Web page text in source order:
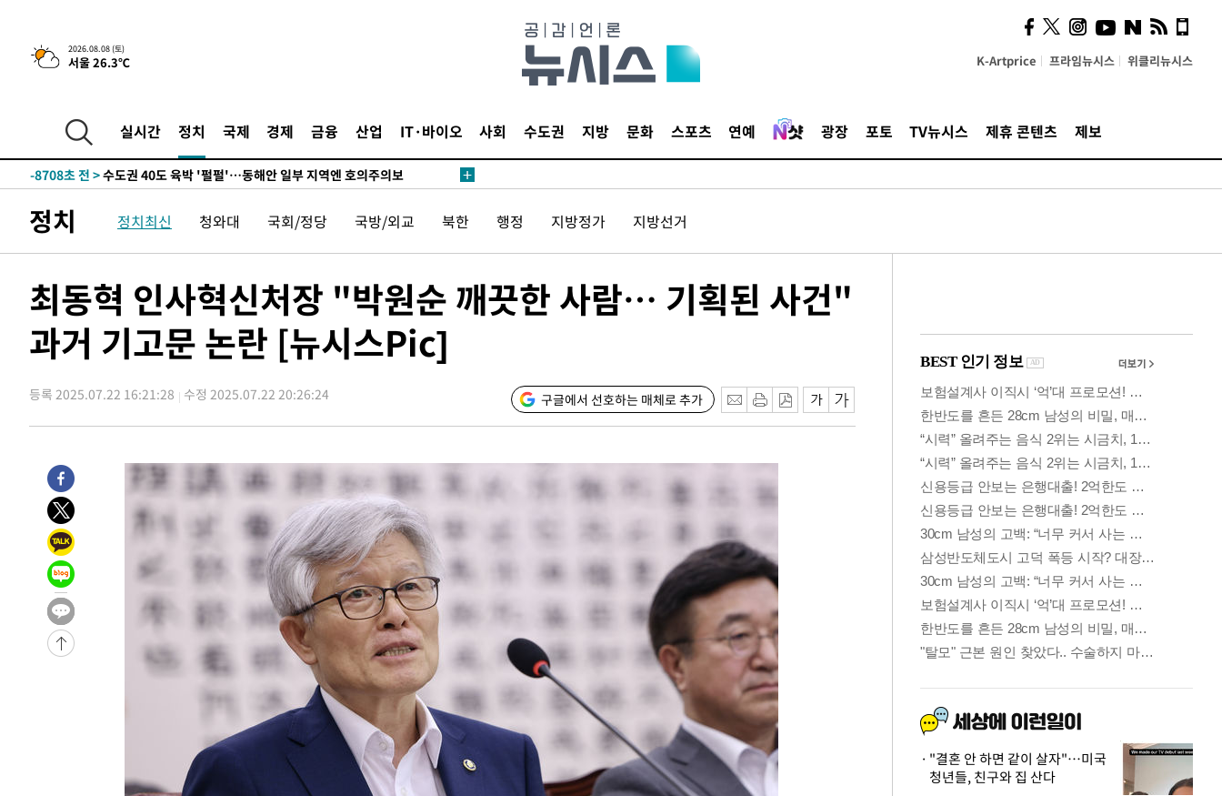
2026.08.08 (토)
서울 26.3℃ K-Artprice 프라임뉴시스 위클리뉴시스
실시간 정치 국제 경제 금융 산업 IT·바이오 사회 수도권 지방 문화 스포츠 연예 광장 포토 TV뉴시스 제휴 콘텐츠 제보
청래 44.56%
-16413초 전 >[속보]與 대표 경선 제주·인천 당원투표…金 47.75%·鄭
42.08%·宋 10.17%
-15947초 전 >이강인 "아틀레티코 이적 기뻐…등번호 7번 의미보단 팀 위해 뛸
-9656초 전 >
낮 최고 35도 '무더위'…동해안 시간당 30㎜ '강한 비'[내일날씨]
-8926초 전 >
레티코 이적"
-8708초 전 >수도권 40도 육박 '펄펄'…동해안 일부 지역엔 호의주의보
-1622초 전 >
강릉에 시간당 81.4㎜ 물폭탄…도로 잠기고 담벼락 붕괴
37분 전 >백운산서 80년근 천종산삼 9뿌리 발견…감정가 1.3억원
1시간 전 >남자 농구, 나고야 아시안게임서 '홈팀' 일본과 한일전
2시간 전 >여수 오동도 해상서 모터보트 전복…1명 사망·1명 실종
3시간 전 >
극한폭염 한풀 꺾이지만…'낮 최고 35도' 무더위, 열대야 계속[다음주
4시간 전 >[속보]'압수수색·성접대 논란' 축구협회 "실망과 걱정 안겨드려 죄송"
7시간 전 >'최고 37도' 폭염 지속…강원동해안 최대 150㎜ 비
-26151초 전 >
이란 "호르무즈 재개방 합의 근접…美 배상 선행돼야"
-17198초 전 >
[속보]與최고위원 제주·인천 순회경선…박선원·최민희·서미화·
한민수·김용 순
-17151초 전 >
[속보]김민석, 與 전대 당원투표 누적 득표율 45.42%로 1위… 정
청래 44.56%
-16433초 전 >
[속보]與 대표 경선 제주·인천 당원투표…金 47.75%·鄭
42.08%·宋 10.17%
-15967초 전 >
이강인 "아틀레티코 이적 기뻐…등번호 7번 의미보단 팀 위해 뛸
것"
-15902초 전 >
[속보]與 당대표 경선, 제주·인천 권리당원 투표 김민석 승리
-9676초 전 >
낮 최고 35도 '무더위'…동해안 시간당 30㎜ '강한 비'[내일날씨]
-8946초 전 >
[속보]이강인 "감독님이 원하는 마음 느꼈고, 많은 트로피 원해 아틀
수도권 40도 육박 '펄펄'…동해안 일부 지역엔 호의주의보
온열질환 사망자 3명 늘어…누적 환자 3000명 돌파
강릉에 시간당 81.4㎜ 물폭탄…도로 잠기고 담벼락 붕괴
백운산서 80년근 천종산삼 9뿌리 발견…감정가 1.3억원
선재도서 해루질 나섰다 실종 60대, 닷새 만에 숨진 채 발견
정치 정치최신 청와대 국회/정당 국방/외교 북한 행정 지방정가 지방선거
최동혁 인사혁신처장 "박원순 깨끗한 사람… 기획된 사건"
과거 기고문 논란 [뉴시스Pic]
등록 2025.07.22 16:21:28 수정 2025.07.22 20:26:24 구글에서 선호하는 매체로 추가
사이 해답 찾았죠"…알을
깨고 나온 '초자아'
"결혼 안 하면 같이 살자"…미국
청년들, 친구와 집 산다